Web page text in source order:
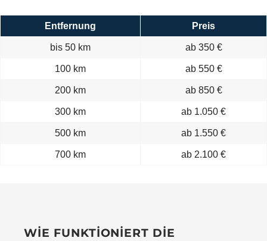
Entfernung Preis
bis 50 km ab 350 €
100 km ab 550 €
200 km ab 850 €
300 km ab 1.050 €
500 km ab 1.550 €
700 km ab 2.100 €
WIE FUNKTIONIERT DIE